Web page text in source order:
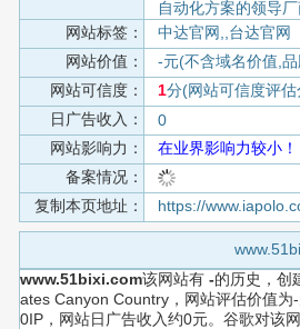
自动化方案的领导厂
网站标签：
中达官网,,台达官网
网站价值：
-元(不含域名价值,
网站可信度：
1分(网站可信度评
日广告收入：
0
网站影响力：
在业界影响力较小！
备案情况：
复制本页地址：
https://
www.51bixi.com该网站有 -的历史，创
ates Canyon Country，网站评估价值
0IP，网站日广告收入约0元。谷歌对该